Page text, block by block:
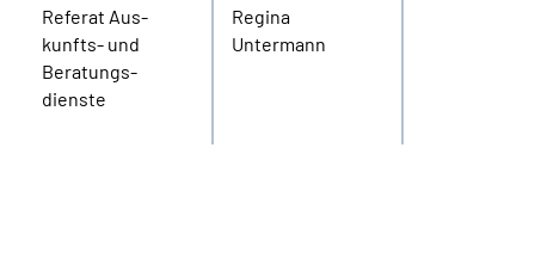
Referat Aus­
kunfts- und
Beratungs­
dienste
Regina
Untermann